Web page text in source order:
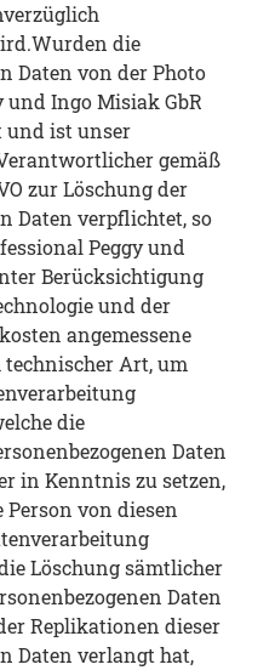
die
Daten von der Photo
und Ingo Misiak GbR
und ist unser
gemäß
zur Löschung der
Daten verpflichtet, so
Peggy und
Berücksichtigung
und der
angemessene
Art, um
die
Daten
in Kenntnis zu setzen,
Person von diesen
Löschung sämtlicher
Daten
Replikationen dieser
Daten verlangt hat,